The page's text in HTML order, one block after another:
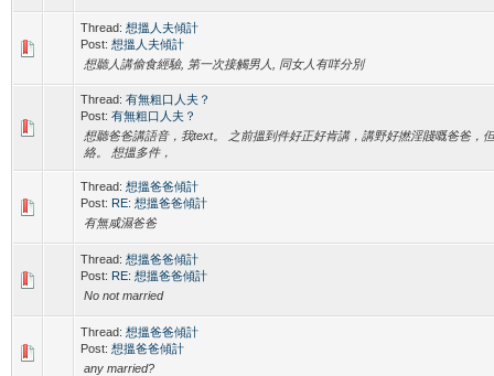
Thread: 想搵人夫傾計
Post: 想搵人夫傾計
想聽人講偷食經驗, 第一次接觸男人, 同女人有咩分別
Thread: 有無粗口人夫？
Post: 有無粗口人夫？
想聽爸爸講語音，我text。 之前搵到件好正好肯講，講野好撚淫賤嘅爸爸，
絡。 想搵多件，
Thread: 想搵爸爸傾計
Post: RE: 想搵爸爸傾計
有無咸濕爸爸
Thread: 想搵爸爸傾計
Post: RE: 想搵爸爸傾計
No not married
Thread: 想搵爸爸傾計
Post: 想搵爸爸傾計
any married?